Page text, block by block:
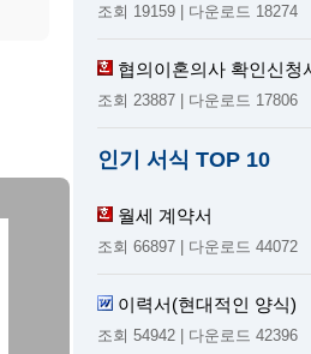
조회 19159 | 다운로드 18274
협의이혼의사 확인신청
조회 23887 | 다운로드 17806
인기 서식 TOP 10
월세 계약서
조회 66897 | 다운로드 44072
이력서(현대적인 양식)
조회 54942 | 다운로드 42396